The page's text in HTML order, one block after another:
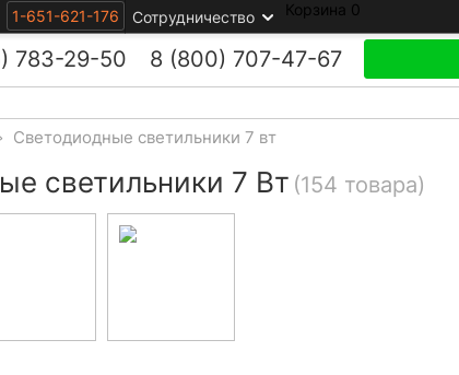
1-651-621-176 Сотрудничество Корзина 0
783-29-50 8 (800) 707-47-67
Светодиодные светильники 7 вт
светильники 7 Вт (154 товара)